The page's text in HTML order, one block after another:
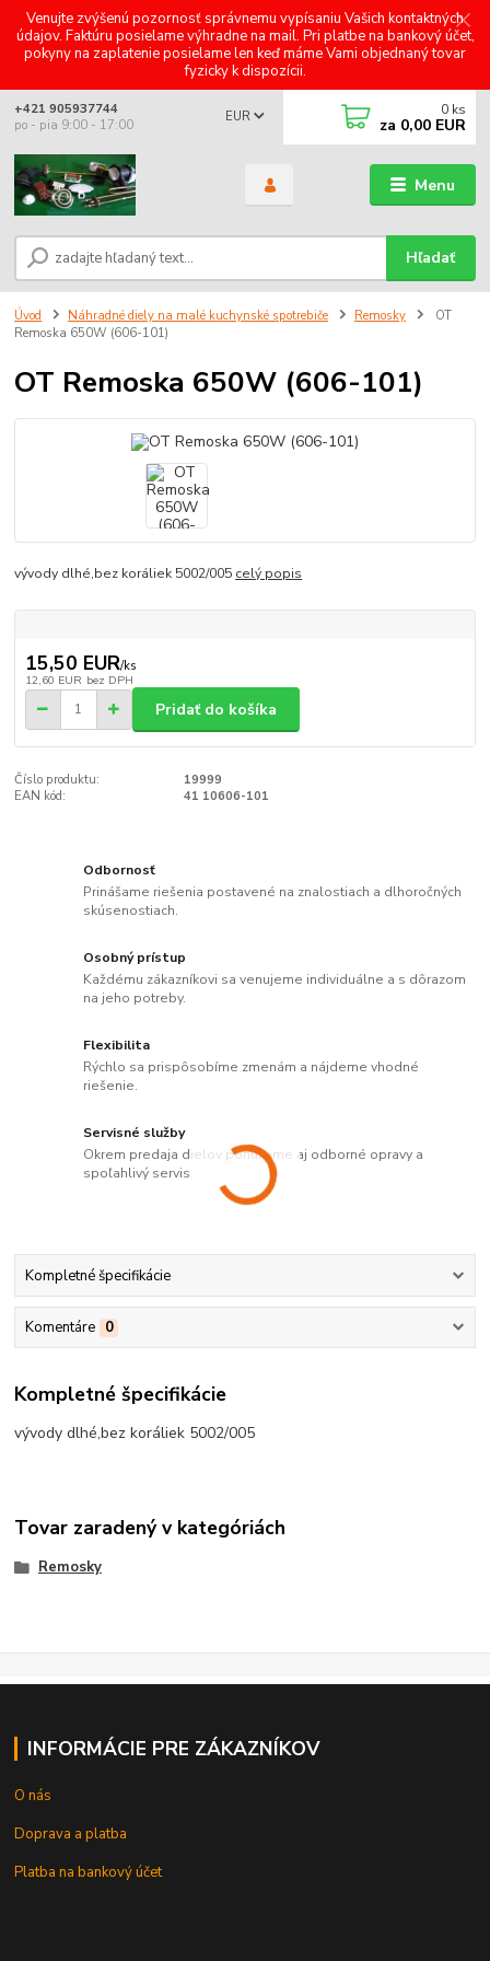
Venujte zvýšenú pozornosť správnemu vypísaniu Vašich kontaktných
údajov. Faktúru posielame výhradne na mail. Pri platbe na bankový účet,
pokyny na zaplatenie posielame len keď máme Vami objednaný tovar
fyzicky k dispozícii.
Menu
EUR
Hľadať
+421 905937744
po - pia 9:00 - 17:00
0 ks
za 0,00 EUR
Úvod Náhradné diely na malé kuchynské spotrebiče Remosky
OT
Remoska 650W (606-101)
OT Remoska 650W (606-101)
vývody dlhé,bez koráliek 5002/005 celý popis
15,50 EUR/ks
12,60 EUR bez DPH
Pridať do košíka
Číslo produktu:
19999
EAN kód:
41 10606-101
Odbornosť
Prinášame riešenia postavené na znalostiach a dlhoročných
skúsenostiach.
Osobný prístup
Každému zákazníkovi sa venujeme individuálne a s dôrazom
na jeho potreby.
Flexibilita
Rýchlo sa prispôsobíme zmenám a nájdeme vhodné
riešenie.
Servisné služby
Okrem predaja dielov ponúkame aj odborné opravy a
spoľahlivý servis.
Kompletné špecifikácie
Komentáre 0
Kompletné špecifikácie
vývody dlhé,bez koráliek 5002/005
Tovar zaradený v kategóriách
Remosky
INFORMÁCIE PRE ZÁKAZNÍKOV
O nás
Doprava a platba
Platba na bankový účet